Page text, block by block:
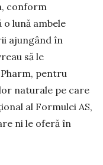
conform
lună ambele
ajungând în
să le
pentru
naturale pe care
al Formulei AS,
ni le oferă în